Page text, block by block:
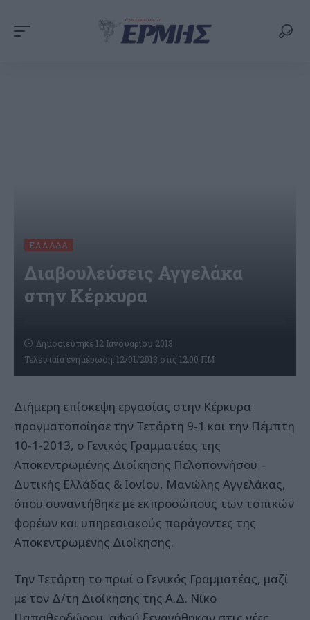
ΕΛΛΆΔΑ
Διαβουλεύσεις Αγγελάκα
στην Κέρκυρα
Τελευταία ενημέρωση: 12/01/2013 στις 12:00 ΠΜ
Δημοσιεύτηκε 12 Ιανουαρίου 2013
Διήμερη επίσκεψη εργασίας στην Κέρκυρα
πραγματοποίησε την Τετάρτη 9-1 και την Πέμπτη
10-1-2013, ο Γενικός Γραμματέας της
Αποκεντρωμένης Διοίκησης Πελοποννήσου –
Δυτικής Ελλάδας & Ιονίου, Μανώλης Αγγελάκας,
όπου συναντήθηκε με εκπροσώπους των τοπικών
φορέων και υπηρεσιακούς παράγοντες της
Αποκεντρωμένης Διοίκησης.
Την Τετάρτη το πρωί ο Γενικός Γραμματέας, μαζί
με τον Δ/τη Διοίκησης της Α.Δ. Νίκο